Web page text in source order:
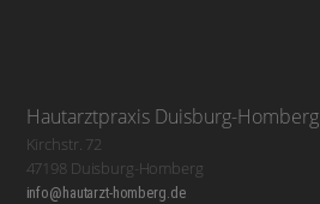
Hautarztpraxis Duisburg-Homberg
Kirchstr. 72
47198 Duisburg-Homberg
info@hautarzt-homberg.de